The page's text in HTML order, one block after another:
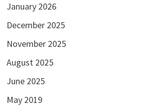
January 2026
December 2025
November 2025
August 2025
June 2025
May 2019